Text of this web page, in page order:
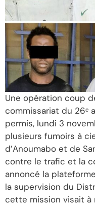
Une opération coup
commissariat du 26ᵉ
permis, lundi 3
plusieurs fumoirs à
d’Anoumabo et de
contre le trafic et la
annoncé la
la supervision du
cette mission visait